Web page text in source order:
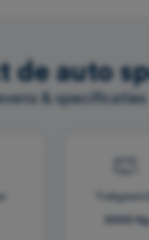
de auto
& specificaties
2000 Kg